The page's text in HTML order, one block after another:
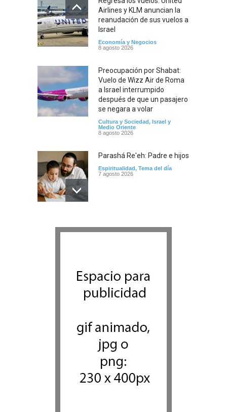
Airlines y KLM anuncian la
reanudación de sus vuelos a
Israel
Economía y Negocios
8 agosto 2026
Preocupación por Shabat:
Vuelo de Wizz Air de Roma
a Israel interrumpido
después de que un pasajero
se negara a volar
Cultura y Sociedad, Israel y
Medio Oriente
8 agosto 2026
Parashá Re'eh: Padre e hijos
Espiritualidad, Tema del día
7 agosto 2026
funcionarios arremeten
Tema del día 7 agosto 2026
Bulgaria: Adolescentes
antisemita en medio de una
creciente hostilidad en toda
Europa
7 agosto 2026